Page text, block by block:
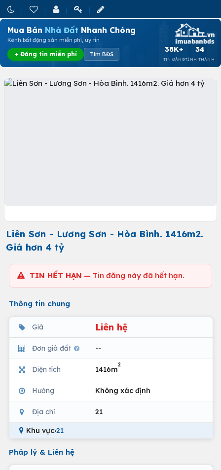
Mua Bán Nhà Đất Nhanh Chóng
Kênh bất động sản miễn phí, uy tín
+ Đăng tin miễn phí Tìm BĐS
38K+
TIN ĐĂNG
34
TỈNH THÀNH
Liên Sơn - Lương Sơn - Hòa Bình. 1416m2.
Giá hơn 4 tỷ
TIN HẾT HẠN — Tin đăng này đã hết hạn.
Thông tin chung
Giá Liên hệ
Đơn giá đất --
Diện tích 1416m
2
Hướng Không xác định
Địa chỉ 21
Khu vực›21
Pháp lý & Liên hệ